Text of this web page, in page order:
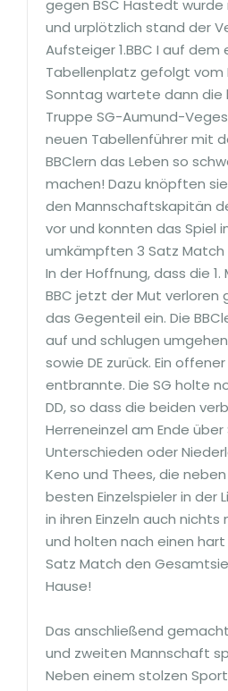
gegen BSC Hastedt wurde
und urplötzlich stand der
Aufsteiger 1.BBC I auf dem
Tabellenplatz gefolgt vom
Sonntag wartete dann die
Truppe SG-Aumund-
neuen Tabellenführer mit
BBClern das Leben so
machen! Dazu knöpften
den Mannschaftskapitän
vor und konnten das Spiel
umkämpften 3 Satz Match
In der Hoffnung, dass die 1.
BBC jetzt der Mut
das Gegenteil ein. Die
auf und schlugen
sowie DE zurück. Ein
entbrannte. Die SG holte
DD, so dass die beiden
Herreneinzel am Ende über
Unterschieden oder
Keno und Thees, die
besten Einzelspieler in der
in ihren Einzeln auch
und holten nach einen
Satz Match den
Hause!
Das anschließend
und zweiten Mannschaft
Neben einem stolzen